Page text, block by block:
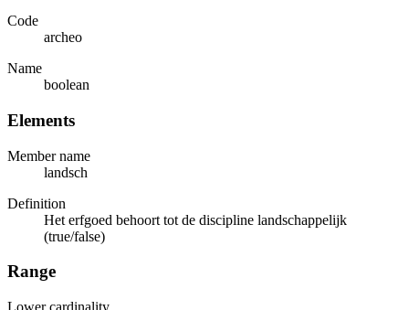
Code
archeo
Name
boolean
Elements
Member name
landsch
Definition
Het erfgoed behoort tot de discipline landschappelijk
(true/false)
Range
Lower cardinality